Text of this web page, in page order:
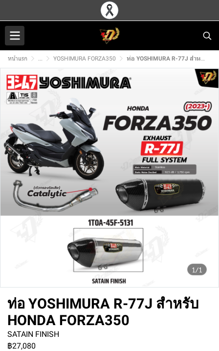
หน้าแรก ... YOSHIMURA FORZA350 ท่อ YOSHIMURA R-77J สำหรับ HONDA FORZA350
1/1
ท่อ YOSHIMURA R-77J สำหรับ
HONDA FORZA350
SATAIN FINISH
฿27,080